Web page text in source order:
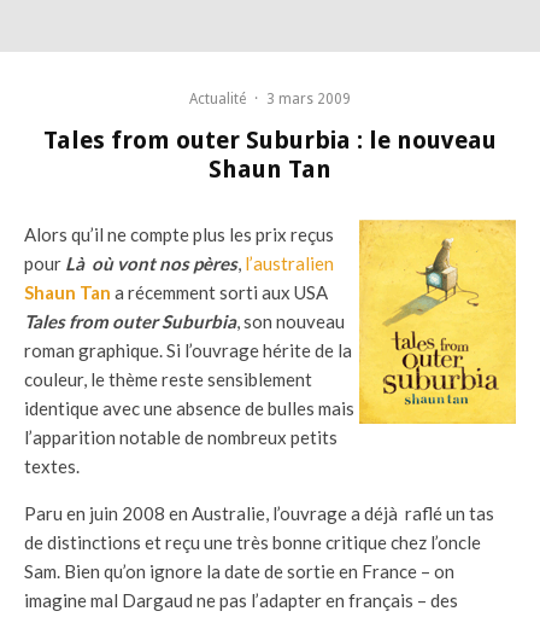
Actualité · 3 mars 2009
Tales from outer Suburbia : le nouveau
Shaun Tan
Alors qu’il ne compte plus les prix reçus
pour Là où vont nos pères, l’australien
Shaun Tan a récemment sorti aux USA
Tales from outer Suburbia, son nouveau
roman graphique. Si l’ouvrage hérite de la
couleur, le thème reste sensiblement
identique avec une absence de bulles mais
l’apparition notable de nombreux petits
textes.
Paru en juin 2008 en Australie, l’ouvrage a déjà raflé un tas
de distinctions et reçu une très bonne critique chez l’oncle
Sam. Bien qu’on ignore la date de sortie en France – on
imagine mal Dargaud ne pas l’adapter en français – des